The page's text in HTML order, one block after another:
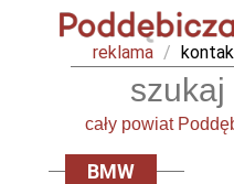
reklama /
BMW